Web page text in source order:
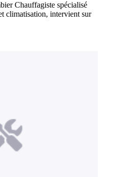
Chauffagiste spécialisé
climatisation, intervient sur